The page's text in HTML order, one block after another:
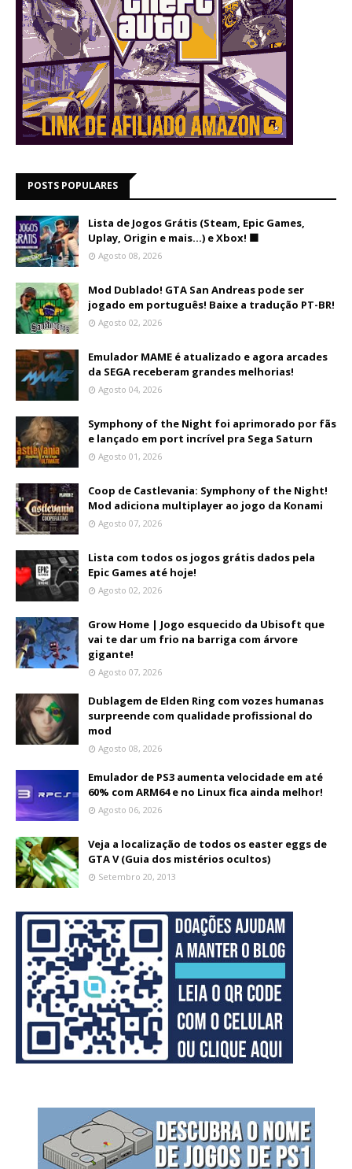
POSTS POPULARES
Lista de Jogos Grátis (Steam, Epic Games,
Uplay, Origin e mais...) e Xbox! 🟩
Agosto 08, 2026
Mod Dublado! GTA San Andreas pode ser
jogado em português! Baixe a tradução PT-BR!
Agosto 02, 2026
Emulador MAME é atualizado e agora arcades
da SEGA receberam grandes melhorias!
Agosto 04, 2026
Symphony of the Night foi aprimorado por fãs
e lançado em port incrível pra Sega Saturn
Agosto 01, 2026
Coop de Castlevania: Symphony of the Night!
Mod adiciona multiplayer ao jogo da Konami
Agosto 07, 2026
Lista com todos os jogos grátis dados pela
Epic Games até hoje!
Agosto 02, 2026
Grow Home | Jogo esquecido da Ubisoft que
vai te dar um frio na barriga com árvore
gigante!
Agosto 07, 2026
Dublagem de Elden Ring com vozes humanas
surpreende com qualidade profissional do
mod
Agosto 08, 2026
Emulador de PS3 aumenta velocidade em até
60% com ARM64 e no Linux fica ainda melhor!
Agosto 06, 2026
Veja a localização de todos os easter eggs de
GTA V (Guia dos mistérios ocultos)
Setembro 20, 2013